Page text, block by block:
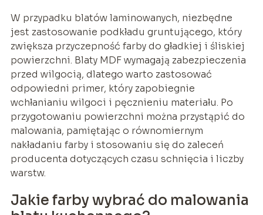
W przypadku blatów laminowanych, niezbędne
jest zastosowanie podkładu gruntującego, który
zwiększa przyczepność farby do gładkiej i śliskiej
powierzchni. Blaty MDF wymagają zabezpieczenia
przed wilgocią, dlatego warto zastosować
odpowiedni primer, który zapobiegnie
wchłanianiu wilgoci i pęcznieniu materiału. Po
przygotowaniu powierzchni można przystąpić do
malowania, pamiętając o równomiernym
nakładaniu farby i stosowaniu się do zaleceń
producenta dotyczących czasu schnięcia i liczby
warstw.
Jakie farby wybrać do malowania